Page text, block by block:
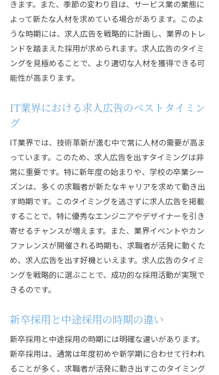
きます。また、季節の変わり目は、サービス業の業態に
よって新たな人材を求めている場合があります。このよ
うな時期には、求人広告を戦略的に計画し、業界のトレ
ンドを踏まえた採用が求められます。求人広告のタイミ
ングを見極めることで、より適切な人材を獲得できる可
能性が高まります。
IT業界における求人広告のベストタイミン
グ
IT業界では、技術革新が進む中で常に人材の需要が高ま
っています。このため、求人広告を出すタイミングは非
常に重要です。特に新年度の始まりや、学校の卒業シー
ズンは、多くの求職者が新たなキャリアを求めて動き出
す時期です。このタイミングを逃さずに求人広告を掲載
することで、特に優秀なエンジニアやデザイナーを引き
寄せるチャンスが増えます。また、業界イベントやカン
ファレンスが開催される時期も、求職者が活発に動くた
め、求人広告を出す好機といえます。求人広告のタイミ
ングを戦略的に選ぶことで、成功的な採用活動が実現で
きるのです。
新卒採用と中途採用の時期の違い
新卒採用と中途採用の時期には明確な違いがあります。
新卒採用は、通常は年度初めや新学期に合わせて行われ
ることが多く、求職者が活発に動き出すこのタイミング